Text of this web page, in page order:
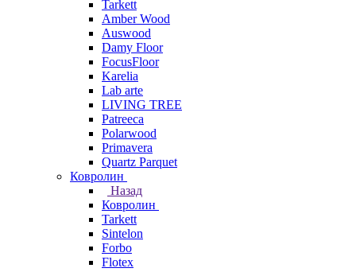
Tarkett
Amber Wood
Auswood
Damy Floor
FocusFloor
Karelia
Lab arte
LIVING TREE
Patreeca
Polarwood
Primavera
Quartz Parquet
Ковролин
Назад
Ковролин
Tarkett
Sintelon
Forbo
Flotex